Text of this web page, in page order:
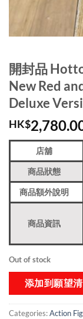
開封品
New Red
Deluxe
HK$
店舖
商品狀態
商品額外說明
商品資訊
Out of stock
添加到願望
Categories:Action